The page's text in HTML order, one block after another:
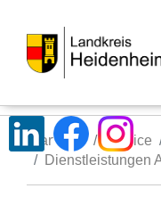
Startseite Service
Dienstleistungen